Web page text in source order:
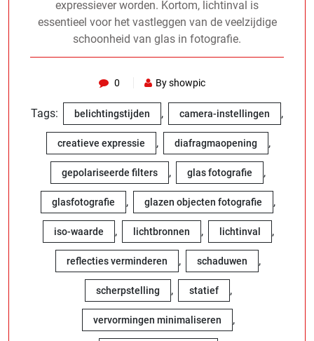
expressiever worden. Kortom, lichtinval is
essentieel voor het vastleggen van de veelzijdige
schoonheid van glas in fotografie.
0 By showpic
Tags: belichtingstijden , camera-instellingen ,
creatieve expressie , diafragmaopening ,
gepolariseerde filters , glas fotografie ,
glasfotografie , glazen objecten fotografie ,
iso-waarde , lichtbronnen , lichtinval ,
reflecties verminderen , schaduwen ,
scherpstelling , statief ,
vervormingen minimaliseren ,